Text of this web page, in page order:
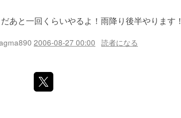
だあと一回くらいやるよ！雨降り後半やります！
2006-08-27 00:00 読者になる